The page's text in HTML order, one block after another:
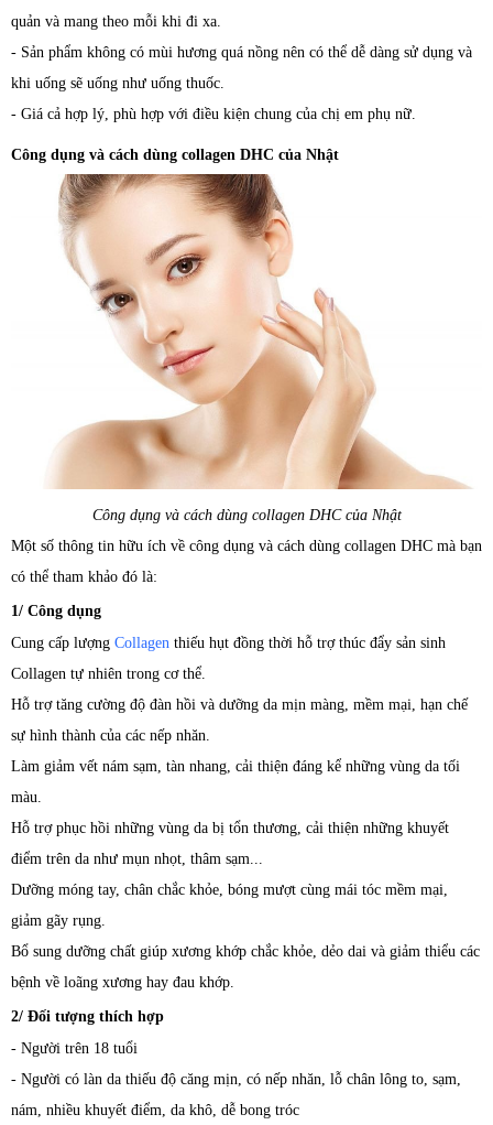
quản và mang theo mỗi khi đi xa.
- Sản phẩm không có mùi hương quá nồng nên có thể dễ dàng sử dụng và
khi uống sẽ uống như uống thuốc.
- Giá cả hợp lý, phù hợp với điều kiện chung của chị em phụ nữ.
Công dụng và cách dùng collagen DHC của Nhật
Công dụng và cách dùng collagen DHC của Nhật
Một số thông tin hữu ích về công dụng và cách dùng collagen DHC mà bạn
có thể tham khảo đó là:
1/ Công dụng
Cung cấp lượng Collagen thiếu hụt đồng thời hỗ trợ thúc đẩy sản sinh
Collagen tự nhiên trong cơ thể.
Hỗ trợ tăng cường độ đàn hồi và dưỡng da mịn màng, mềm mại, hạn chế
sự hình thành của các nếp nhăn.
Làm giảm vết nám sạm, tàn nhang, cải thiện đáng kể những vùng da tối
màu.
Hỗ trợ phục hồi những vùng da bị tổn thương, cải thiện những khuyết
điểm trên da như mụn nhọt, thâm sạm...
Dưỡng móng tay, chân chắc khỏe, bóng mượt cùng mái tóc mềm mại,
giảm gãy rụng.
Bổ sung dưỡng chất giúp xương khớp chắc khỏe, dẻo dai và giảm thiểu các
bệnh về loãng xương hay đau khớp.
2/ Đối tượng thích hợp
- Người trên 18 tuổi
- Người có làn da thiếu độ căng mịn, có nếp nhăn, lỗ chân lông to, sạm,
nám, nhiều khuyết điểm, da khô, dễ bong tróc